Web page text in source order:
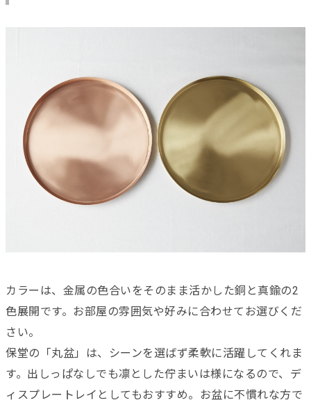
カラーは、金属の色合いをそのまま活かした銅と真鍮の2
色展開です。お部屋の雰囲気や好みに合わせてお選びくだ
さい。
保堂の「丸盆」は、シーンを選ばず柔軟に活躍してくれま
す。出しっぱなしでも凛とした佇まいは様になるので、デ
ィスプレートレイとしてもおすすめ。お盆に不慣れな方で